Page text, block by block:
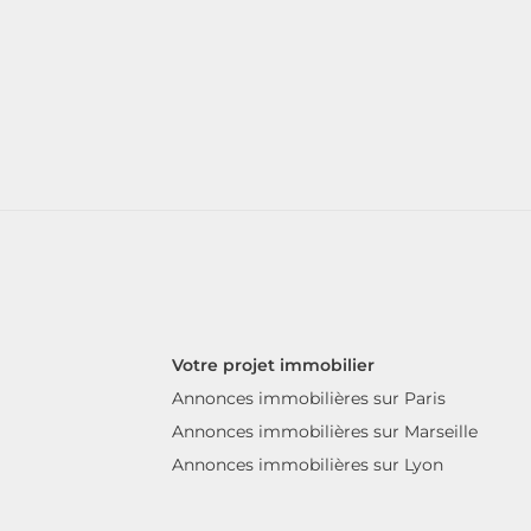
Votre projet immobilier
Annonces immobilières sur Paris
Annonces immobilières sur Marseille
Annonces immobilières sur Lyon